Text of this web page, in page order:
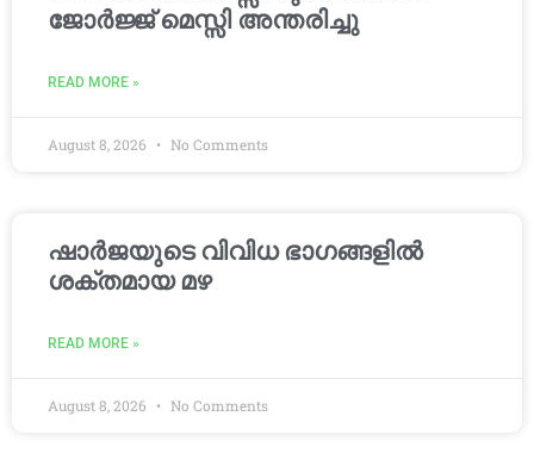
ജോർജ്ജ് മെസ്സി അന്തരിച്ചു
READ MORE »
August 8, 2026 No Comments
ഷാർജയുടെ വിവിധ ഭാഗങ്ങളിൽ
ശക്തമായ മഴ
READ MORE »
August 8, 2026 No Comments